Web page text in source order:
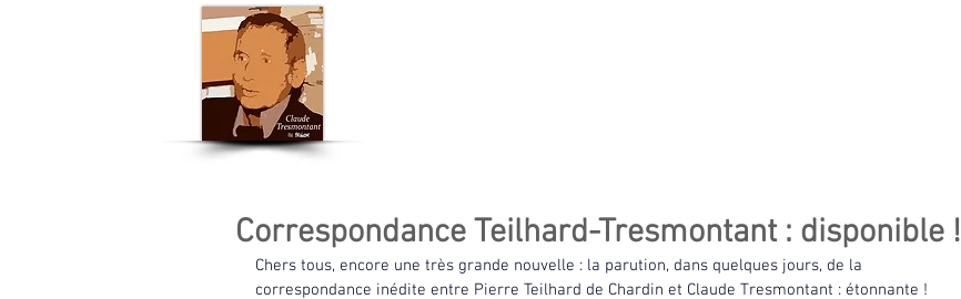
Correspondance Teilhard-Tresmontant : disponible !
Chers tous, encore une très grande nouvelle : la parution, dans quelques jours, de la
correspondance inédite entre Pierre Teilhard de Chardin et Claude Tresmontant : étonnante !